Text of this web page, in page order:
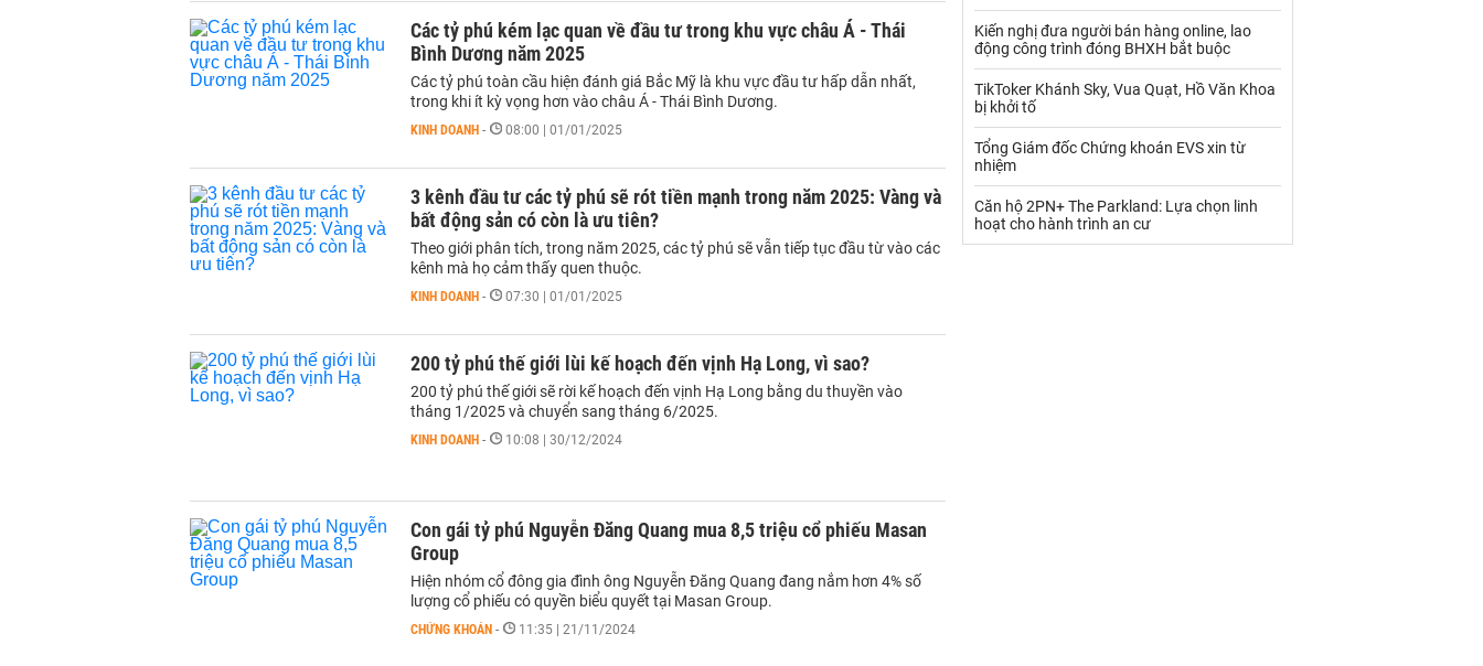
Các tỷ phú kém lạc quan về đầu tư trong khu vực châu Á - Thái
Bình Dương năm 2025
Các tỷ phú toàn cầu hiện đánh giá Bắc Mỹ là khu vực đầu tư hấp dẫn nhất,
trong khi ít kỳ vọng hơn vào châu Á - Thái Bình Dương.
KINH DOANH - 08:00 | 01/01/2025
3 kênh đầu tư các tỷ phú sẽ rót tiền mạnh trong năm 2025: Vàng và
bất động sản có còn là ưu tiên?
Theo giới phân tích, trong năm 2025, các tỷ phú sẽ vẫn tiếp tục đầu từ vào các
kênh mà họ cảm thấy quen thuộc.
KINH DOANH - 07:30 | 01/01/2025
200 tỷ phú thế giới lùi kế hoạch đến vịnh Hạ Long, vì sao?
200 tỷ phú thế giới sẽ rời kế hoạch đến vịnh Hạ Long bằng du thuyền vào
tháng 1/2025 và chuyển sang tháng 6/2025.
KINH DOANH - 10:08 | 30/12/2024
Con gái tỷ phú Nguyễn Đăng Quang mua 8,5 triệu cổ phiếu Masan
Group
Hiện nhóm cổ đông gia đình ông Nguyễn Đăng Quang đang nắm hơn 4% số
lượng cổ phiếu có quyền biểu quyết tại Masan Group.
CHỨNG KHOÁN - 11:35 | 21/11/2024
Than Thức ăn chăn nuôi
Thủy hải sản khác Tôm
Vàng
VLXD khác Xăng dầu
Xi măng - Clynker
Kiến nghị đưa người bán hàng online, lao
động công trình đóng BHXH bắt buộc
TikToker Khánh Sky, Vua Quạt, Hồ Văn Khoa
bị khởi tố
Tổng Giám đốc Chứng khoán EVS xin từ
nhiệm
Căn hộ 2PN+ The Parkland: Lựa chọn linh
hoạt cho hành trình an cư